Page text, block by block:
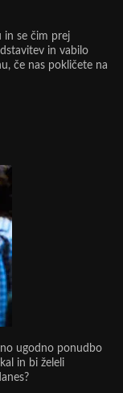
in se čim prej
in vabilo
če nas pokličete na
ugodno ponudbo
in bi želeli